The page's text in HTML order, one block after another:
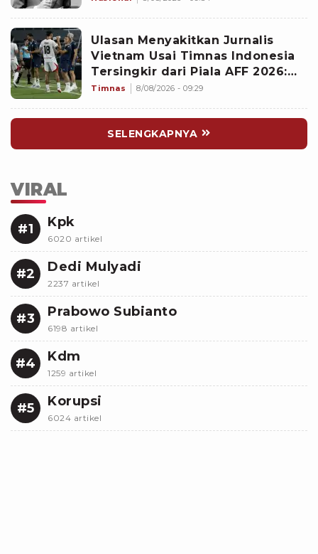
Ulasan Menyakitkan Jurnalis
Vietnam Usai Timnas Indonesia
Tersingkir dari Piala AFF 2026:
Memalukan!
Timnas 8/08/2026 - 09:29
SELENGKAPNYA
VIRAL
#1 Kpk
6020 artikel
#2 Dedi Mulyadi
2237 artikel
#3 Prabowo Subianto
6198 artikel
#4 Kdm
1259 artikel
#5 Korupsi
6024 artikel